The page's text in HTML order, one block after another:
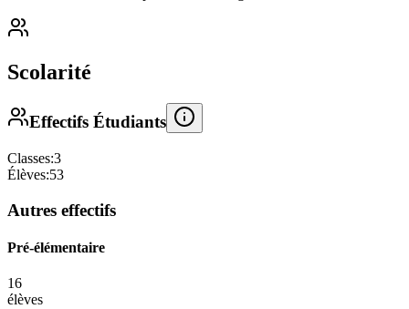
Scolarité
Effectifs Étudiants
Classes:3
Élèves:53
Autres effectifs
Pré-élémentaire
16
élèves